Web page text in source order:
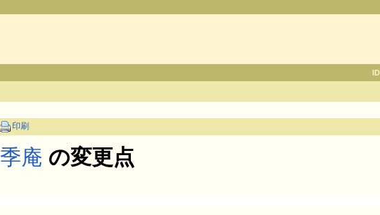
印刷
庵 の変更点